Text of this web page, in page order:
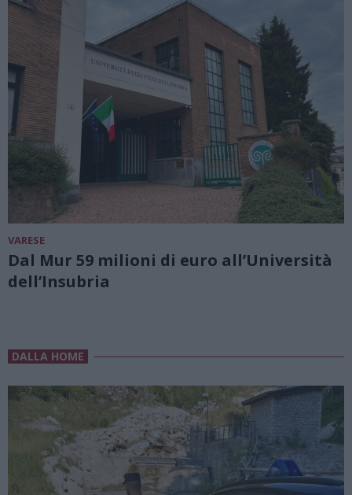
VARESE
Dal Mur 59 milioni di euro all’Università
dell’Insubria
DALLA HOME